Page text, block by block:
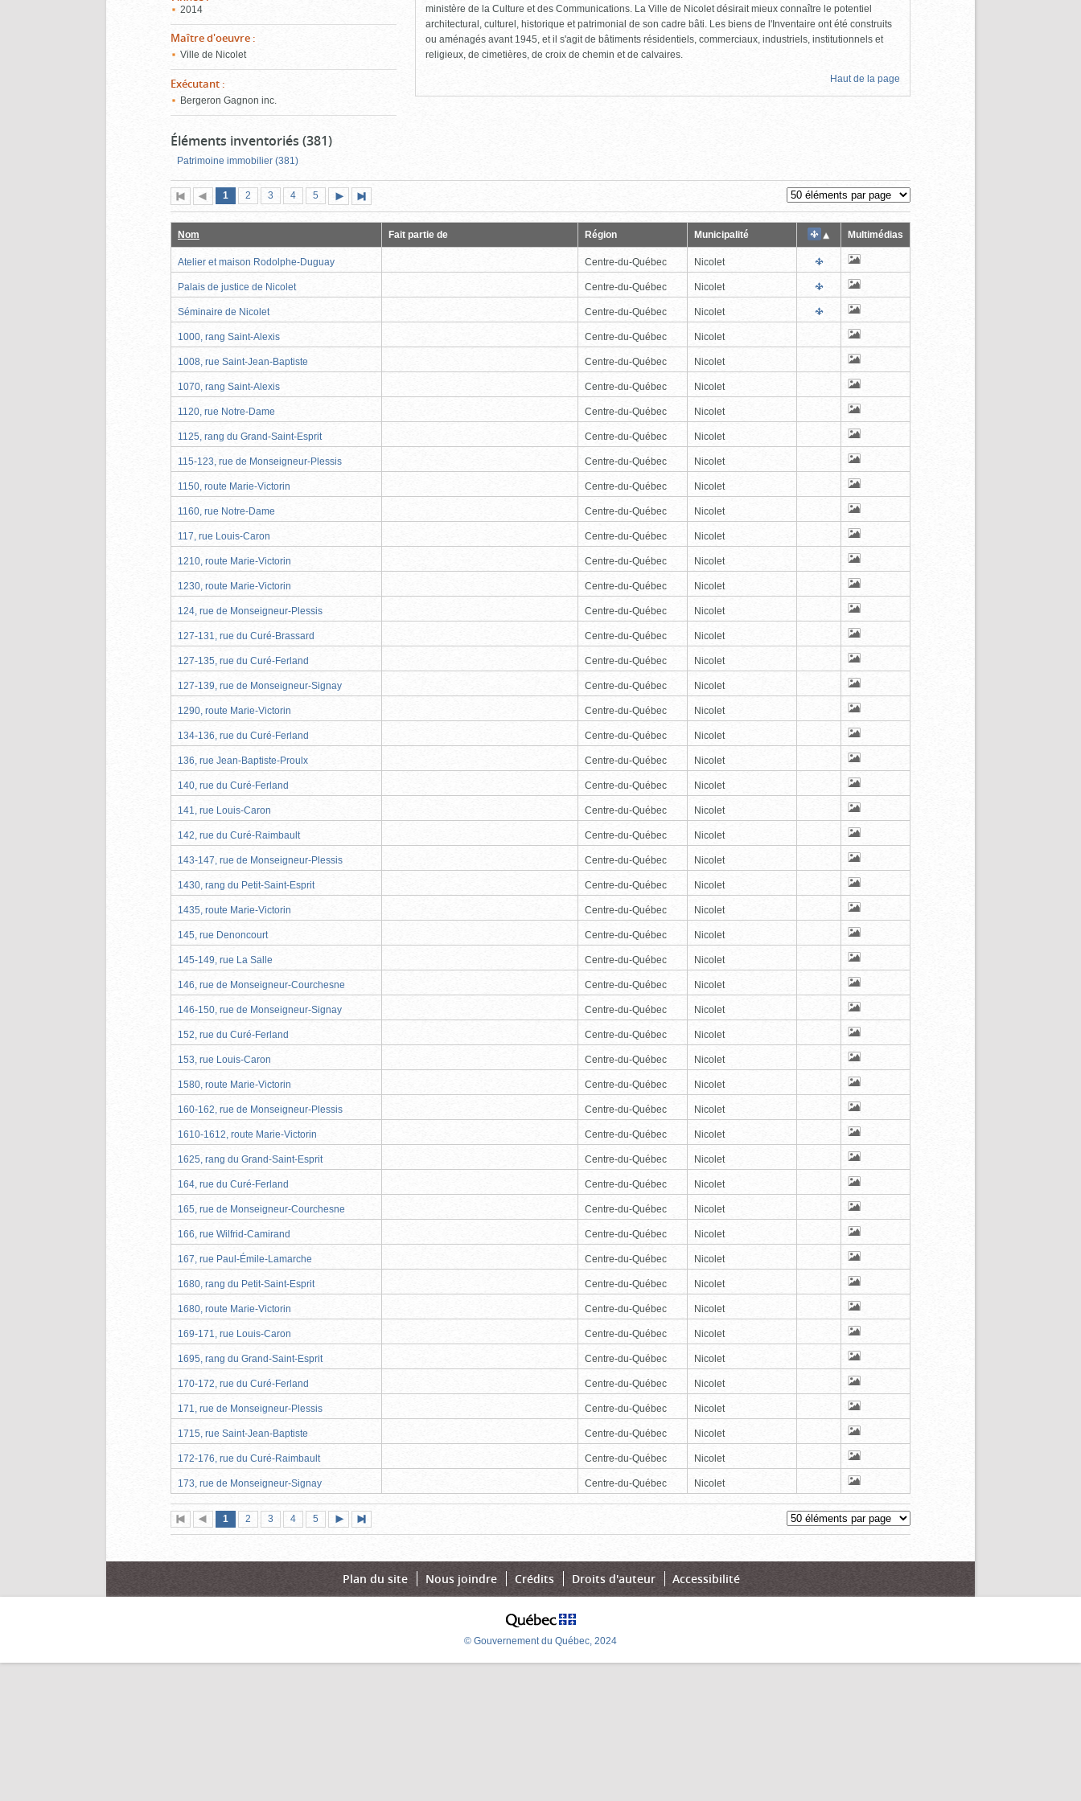
2014
Maître d'oeuvre :
Ville de Nicolet
Exécutant :
Bergeron Gagnon inc.
ministère de la Culture et des Communications. La Ville de Nicolet désirait mieux connaître le potentiel
architectural, culturel, historique et patrimonial de son cadre bâti. Les biens de l'Inventaire ont été construits
ou aménagés avant 1945, et il s'agit de bâtiments résidentiels, commerciaux, industriels, institutionnels et
religieux, de cimetières, de croix de chemin et de calvaires.
Haut de la page
Éléments inventoriés (381)
Patrimoine immobilier (381)
Première
page
Page
précédente
Page
1 (page
actuelle)
Page
2 Page
3 Page
4 Page
5
suivante
page
Nom Fait partie de Région Municipalité Multimédias
Atelier et maison Rodolphe-Duguay Centre-du-Québec Nicolet
Palais de justice de Nicolet Centre-du-Québec Nicolet
Séminaire de Nicolet Centre-du-Québec Nicolet
1000, rang Saint-Alexis Centre-du-Québec Nicolet
1008, rue Saint-Jean-Baptiste Centre-du-Québec Nicolet
1070, rang Saint-Alexis Centre-du-Québec Nicolet
1120, rue Notre-Dame Centre-du-Québec Nicolet
1125, rang du Grand-Saint-Esprit Centre-du-Québec Nicolet
115-123, rue de Monseigneur-Plessis Centre-du-Québec Nicolet
1150, route Marie-Victorin Centre-du-Québec Nicolet
1160, rue Notre-Dame Centre-du-Québec Nicolet
117, rue Louis-Caron Centre-du-Québec Nicolet
1210, route Marie-Victorin Centre-du-Québec Nicolet
1230, route Marie-Victorin Centre-du-Québec Nicolet
124, rue de Monseigneur-Plessis Centre-du-Québec Nicolet
127-131, rue du Curé-Brassard Centre-du-Québec Nicolet
127-135, rue du Curé-Ferland Centre-du-Québec Nicolet
127-139, rue de Monseigneur-Signay Centre-du-Québec Nicolet
1290, route Marie-Victorin Centre-du-Québec Nicolet
134-136, rue du Curé-Ferland Centre-du-Québec Nicolet
136, rue Jean-Baptiste-Proulx Centre-du-Québec Nicolet
140, rue du Curé-Ferland Centre-du-Québec Nicolet
141, rue Louis-Caron Centre-du-Québec Nicolet
142, rue du Curé-Raimbault Centre-du-Québec Nicolet
143-147, rue de Monseigneur-Plessis Centre-du-Québec Nicolet
1430, rang du Petit-Saint-Esprit Centre-du-Québec Nicolet
1435, route Marie-Victorin Centre-du-Québec Nicolet
145, rue Denoncourt Centre-du-Québec Nicolet
145-149, rue La Salle Centre-du-Québec Nicolet
146, rue de Monseigneur-Courchesne Centre-du-Québec Nicolet
146-150, rue de Monseigneur-Signay Centre-du-Québec Nicolet
152, rue du Curé-Ferland Centre-du-Québec Nicolet
153, rue Louis-Caron Centre-du-Québec Nicolet
1580, route Marie-Victorin Centre-du-Québec Nicolet
160-162, rue de Monseigneur-Plessis Centre-du-Québec Nicolet
1610-1612, route Marie-Victorin Centre-du-Québec Nicolet
1625, rang du Grand-Saint-Esprit Centre-du-Québec Nicolet
164, rue du Curé-Ferland Centre-du-Québec Nicolet
165, rue de Monseigneur-Courchesne Centre-du-Québec Nicolet
166, rue Wilfrid-Camirand Centre-du-Québec Nicolet
167, rue Paul-Émile-Lamarche Centre-du-Québec Nicolet
1680, rang du Petit-Saint-Esprit Centre-du-Québec Nicolet
1680, route Marie-Victorin Centre-du-Québec Nicolet
169-171, rue Louis-Caron Centre-du-Québec Nicolet
1695, rang du Grand-Saint-Esprit Centre-du-Québec Nicolet
170-172, rue du Curé-Ferland Centre-du-Québec Nicolet
171, rue de Monseigneur-Plessis Centre-du-Québec Nicolet
1715, rue Saint-Jean-Baptiste Centre-du-Québec Nicolet
172-176, rue du Curé-Raimbault Centre-du-Québec Nicolet
173, rue de Monseigneur-Signay Centre-du-Québec Nicolet
Première
page
Page
précédente
Page
1 (page
actuelle)
Page
2 Page
3 Page
4 Page
5
suivante
page
Plan du site Nous joindre Crédits Droits d'auteur Accessibilité
© Gouvernement du Québec, 2024